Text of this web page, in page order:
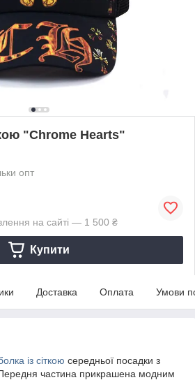
"Chrome Hearts"
опт
на сайті — 1 500 ₴
Купити
Доставка Оплата Умови
із сіткою середньої посадки з
частина прикрашена модним